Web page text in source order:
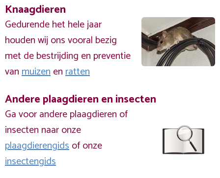
Knaagdieren
Gedurende het hele jaar
houden wij ons vooral bezig
met de bestrijding en preventie
vanmuizenenratten
Andere plaagdieren en insecten
Ga voor andere plaagdieren of
insecten naar onze
plaagdierengidsof onze
insectengids